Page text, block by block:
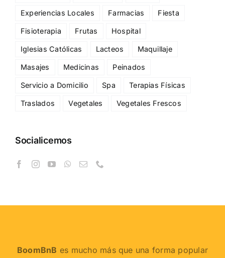
Experiencias Locales Farmacias Fiesta
Fisioterapia Frutas Hospital
Iglesias Católicas Lacteos Maquillaje
Masajes Medicinas Peinados
Servicio a Domicilio Spa Terapias Físicas
Traslados Vegetales Vegetales Frescos
Socialicemos
BoomBnB es mucho más que una forma popular